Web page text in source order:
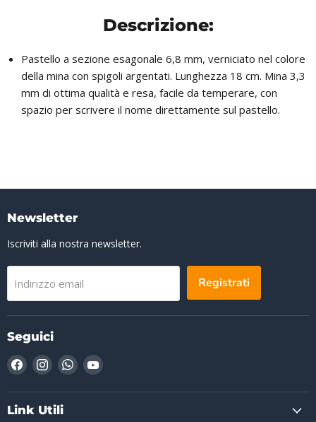
Descrizione:
Pastello a sezione esagonale 6,8 mm, verniciato nel colore
della mina con spigoli argentati. Lunghezza 18 cm. Mina 3,3
mm di ottima qualità e resa, facile da temperare, con
spazio per scrivere il nome direttamente sul pastello.
Newsletter
Iscriviti alla nostra newsletter.
Indirizzo email Registrati
Seguici
Trovaci
Facebook
Trovaci
Instagram
Trovaci
WhatsApp
Trovaci
YouTube
Link Utili